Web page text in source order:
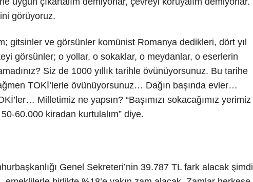
görüyoruz.
gitsinler ve görsünler komünist Romanya dedikleri, dört yıl
görsünler; o yollar, o sokaklar, o meydanlar, o eserlerin
Siz de 1000 yıllık tarihle övünüyorsunuz. Bu tarihe
TOKİ’lerle övünüyorsunuz… Dağın başında evler…
Milletimiz ne yapsın? “Başımızı sokacağımız yerimiz
60.000 kiradan kurtulalım” diye.
Genel Sekreteri’nin 39.787 TL fark alacak şimdi